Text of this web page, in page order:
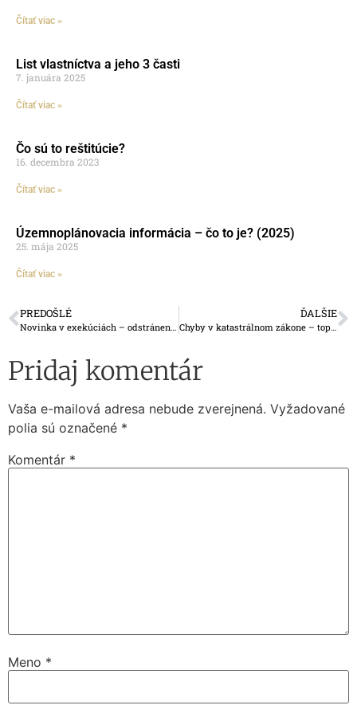
Čítať viac »
List vlastníctva a jeho 3 časti
7. januára 2025
Čítať viac »
Čo sú to reštitúcie?
16. decembra 2023
Čítať viac »
Územnoplánovacia informácia – čo to je? (2025)
25. mája 2025
Čítať viac »
PREDOŠLÉ
Novinka v exekúciách – odstránenie stavby
ĎALŠIE
Chyby v katastrálnom zákone – top 5
Pridaj komentár
Vaša e-mailová adresa nebude zverejnená. Vyžadované
polia sú označené *
Komentár *
Meno *